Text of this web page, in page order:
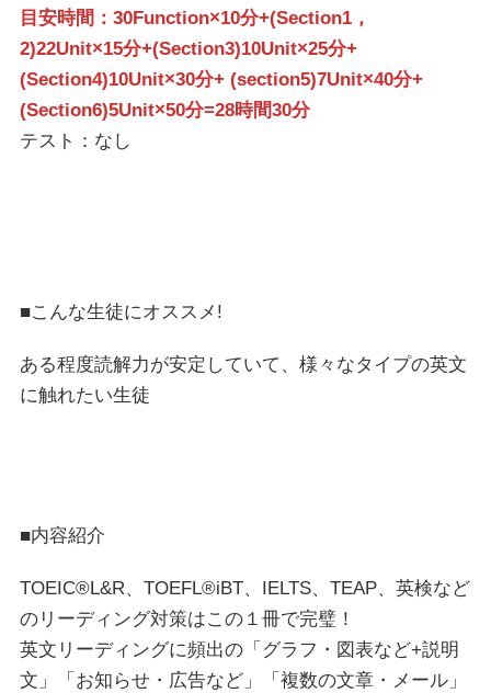
目安時間：30Function×10分+(Section1，
2)22Unit×15分+(Section3)10Unit×25分+
(Section4)10Unit×30分+ (section5)7Unit×40分+
(Section6)5Unit×50分=28時間30分
テスト：なし
■こんな生徒にオススメ!
ある程度読解力が安定していて、様々なタイプの英文
に触れたい生徒
■内容紹介
TOEIC®L&R、TOEFL®iBT、IELTS、TEAP、英検など
のリーディング対策はこの１冊で完璧！
英文リーディングに頻出の「グラフ・図表など+説明
文」「お知らせ・広告など」「複数の文章・メール」